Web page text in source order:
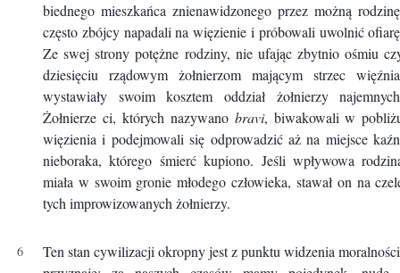
biednego mieszkańca znienawidzonego przez możną
często zbójcy napadali na więzienie i próbowali uwolnić
Ze swej strony potężne rodziny, nie ufając zbytnio ośmiu
dziesięciu rządowym żołnierzom mającym strzec
wystawiały swoim kosztem oddział żołnierzy
Żołnierze ci, których nazywano bravi, biwakowali w
więzienia i podejmowali się odprowadzić aż na miejsce
nieboraka, którego śmierć kupiono. Jeśli wpływowa
miała w swoim gronie młodego człowieka, stawał on na
tych improwizowanych żołnierzy.
Ten stan cywilizacji okropny jest z punktu widzenia